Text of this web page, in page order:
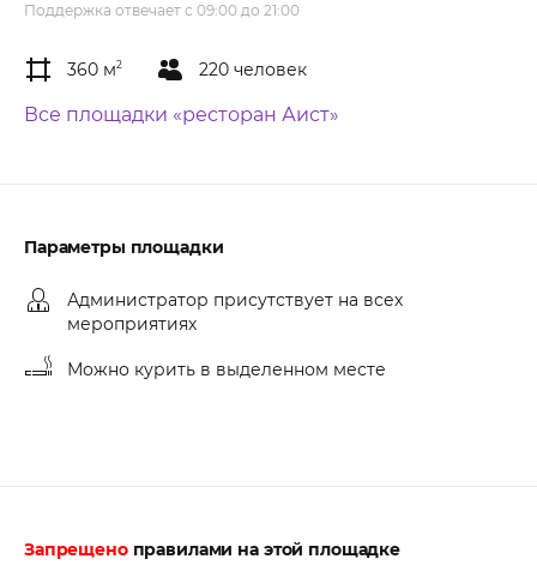
Поддержка отвечает с 09:00 до 21:00
360 м2 220 человек
Все площадки «ресторан Аист»
Параметры площадки
Администратор присутствует на всех
мероприятиях
Можно курить в выделенном месте
Запрещеноправилами на этой площадке